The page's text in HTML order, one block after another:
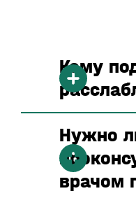
Кому
Нужно
врачом